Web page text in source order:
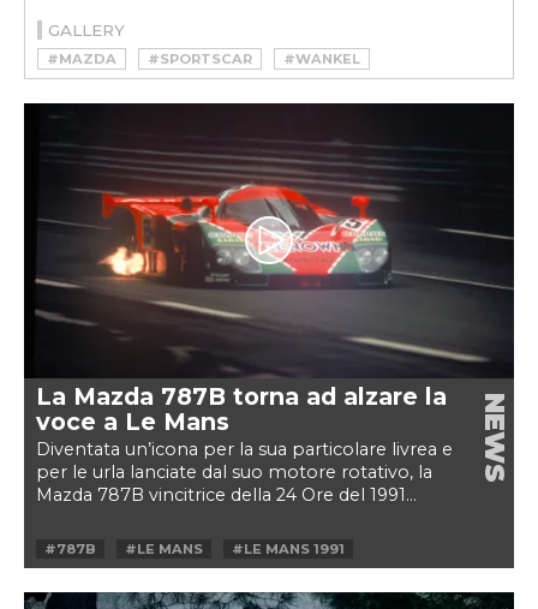
GALLERY
#MAZDA #SPORTSCAR #WANKEL
La Mazda 787B torna ad alzare la
voce a Le Mans
Diventata un’icona per la sua particolare livrea e
per le urla lanciate dal suo motore rotativo, la
Mazda 787B vincitrice della 24 Ore del 1991...
NEWS
#787B #LE MANS
#LE MANS 1991
#MOTORE ROTATIVO
#WANKEL